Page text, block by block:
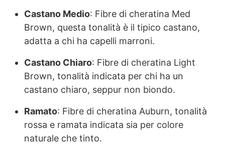
Castano Medio: Fibre di cheratina Med
Brown, questa tonalità è il tipico castano,
adatta a chi ha capelli marroni.
Castano Chiaro: Fibre di cheratina Light
Brown, tonalità indicata per chi ha un
castano chiaro, seppur non biondo.
Ramato: Fibre di cheratina Auburn, tonalità
rossa e ramata indicata sia per colore
naturale che tinto.